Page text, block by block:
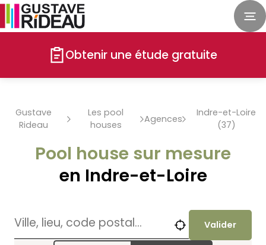
Obtenir une étude gratuite
Gustave
Rideau
Les pool
houses
Agences
Indre-et-Loire
(37)
Pool house sur mesure
en Indre-et-Loire
Valider